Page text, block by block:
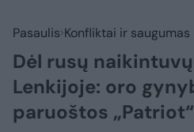
Pasaulis Konfliktai ir saugumas
Dėl rusų
Lenkijoje: oro
paruoštos